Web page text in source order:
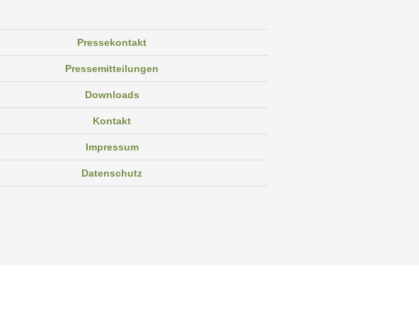
Pressekontakt
Pressemitteilungen
Downloads
Kontakt
Impressum
Datenschutz